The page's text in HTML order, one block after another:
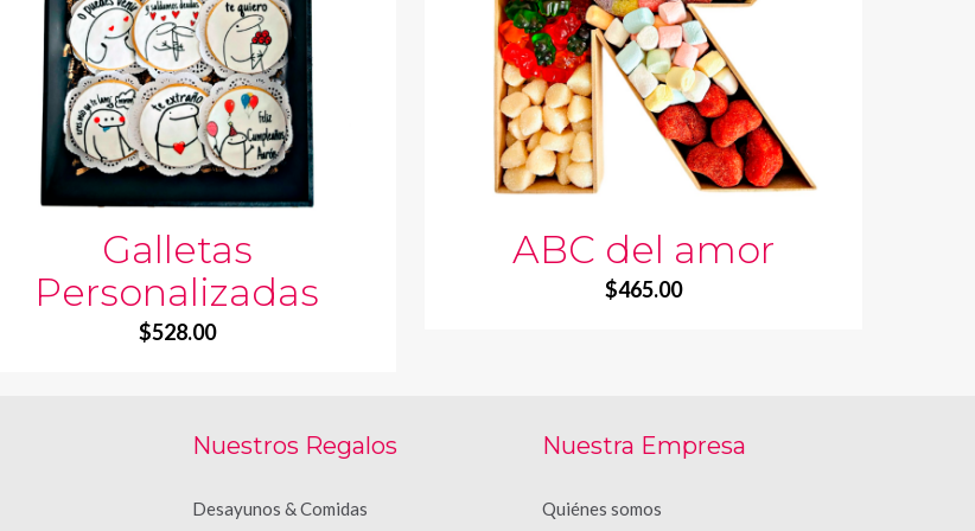
Galletas
Personalizadas
$528.00
ABC del amor
$465.00
Nuestros Regalos
Desayunos & Comidas
Nuestra Empresa
Quiénes somos